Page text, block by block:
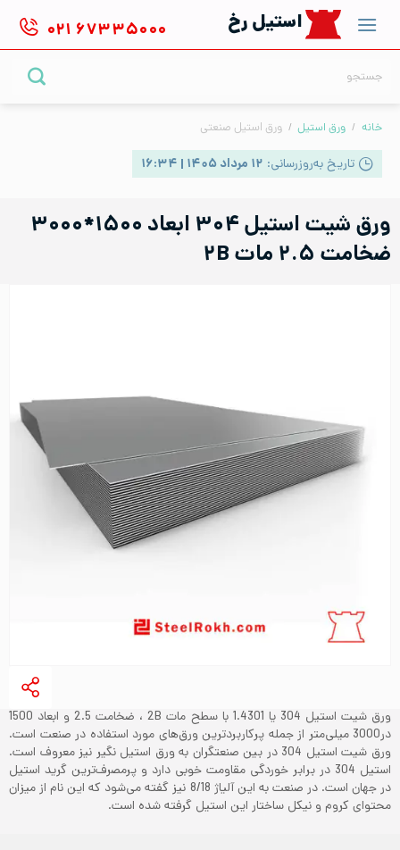
content
استیل رخ ۰۲۱ ۶۷۳۳۵۰۰۰
خانه / ورق استیل / ورق استیل صنعتی
تاریخ به‌روزرسانی: ۱۲ مرداد ۱۴۰۵ | ۱۶:۳۴
ورق شیت استیل ۳۰۴ ابعاد ۱۵۰۰*۳۰۰۰
ضخامت ۲.۵ مات ۲B
ورق شیت استیل 304 یا 1.4301 با سطح مات 2B ، ضخامت 2.5 و ابعاد 1500
در3000 میلی‌متر از جمله پرکاربردترین ورق‌های مورد استفاده در صنعت است.
ورق شیت استیل 304 در بین صنعتگران به ورق استیل نگیر نیز معروف است.
استیل 304 در برابر خوردگی مقاومت خوبی دارد و پرمصرف‌ترین گرید استیل
در جهان است. در صنعت به این آلیاژ 8/18 نیز گفته می‌شود که این نام از میزان
محتوای کروم و نیکل ساختار این استیل گرفته شده است.